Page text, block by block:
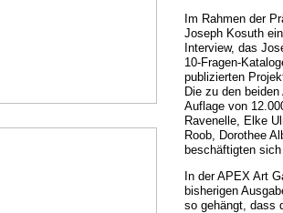
Im Rahmen der
Joseph Kosuth
Interview, das
10-Fragen-
publizierten
Die zu den
Auflage von
Ravenelle, Elke
Roob, Dorothee
beschäftigten
In der APEX Art
bisherigen
so gehängt, dass